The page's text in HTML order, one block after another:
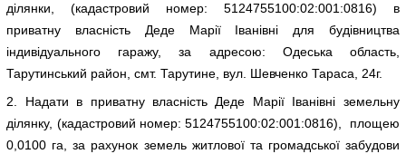
ділянки, (кадастровий номер: 5124755100:02:001:0816) в
приватну власність Деде Марії Іванівні для будівництва
індивідуального гаражу, за адресою: Одеська область,
Тарутинський район, смт. Тарутине, вул. Шевченко Тараса, 24г.
2. Надати в приватну власність Деде Марії Іванівні земельну
ділянку, (кадастровий номер: 5124755100:02:001:0816), площею
0,0100 га, за рахунок земель житлової та громадської забудови